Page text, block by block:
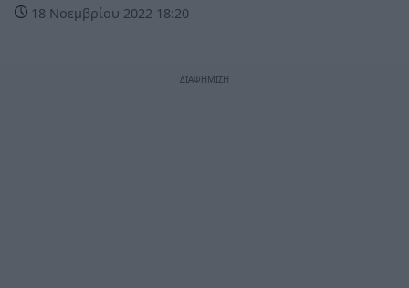
18 Νοεμβρίου 2022 18:20